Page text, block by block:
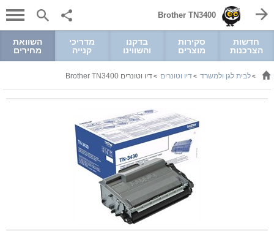
Brother TN3400
חדשות
הצרכנות
סקירות
מוצרים
בדקנו
והשווינו
מדריכי
קנייה
השוואת
מחירים
>לבית לגן ולמשרד >דיו וטונרים >דיו וטונרים Brother TN3400